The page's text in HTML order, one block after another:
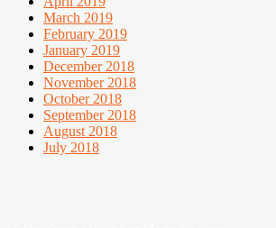
March 2019
February 2019
January 2019
December 2018
November 2018
October 2018
September 2018
August 2018
July 2018